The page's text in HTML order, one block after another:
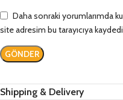
Daha sonraki yorumlarımda
site adresim bu tarayıcıya
Shipping & Delivery